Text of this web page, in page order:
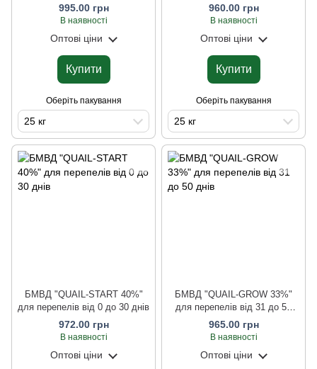
995.00 грн
В наявності
Оптові ціни
Купити
Оберіть пакування
25 кг
(яйцекладка)
960.00 грн
В наявності
Оптові ціни
Купити
Оберіть пакування
25 кг
БМВД "QUAIL-START 40%"
для перепелів від 0 до 30 днів
972.00 грн
В наявності
Оптові ціни
БМВД "QUAIL-GROW 33%"
для перепелів від 31 до 50
днів
965.00 грн
В наявності
Оптові ціни